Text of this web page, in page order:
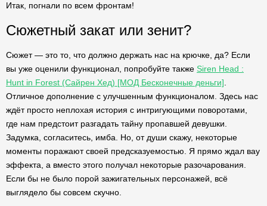
Итак, погнали по всем фронтам!
Сюжетный закат или зенит?
Сюжет — это то, что должно держать нас на крючке, да? Если
вы уже оценили функционал, попробуйте также Siren Head :
Hunt in Forest (Сайрен Хед) [МОД Бесконечные деньги]
Отличное дополнение с улучшенным функционалом. Здесь нас
ждёт просто неплохая история с интригующими поворотами,
где нам предстоит разгадать тайну пропавшей девушки.
Задумка, согласитесь, имба. Но, от души скажу, некоторые
моменты поражают своей предсказуемостью. Я прямо ждал вау
эффекта, а вместо этого получал некоторые разочарования.
Если бы не было порой зажигательных персонажей, всё
выглядело бы совсем скучно.